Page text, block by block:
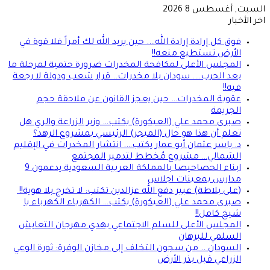
السبت, أغسطس 8 2026
اخر الأخبار
فوق كل إرادة إرادة الله…. حين يريد الله لك أمراً فلا قوة في
الأرض تستطيع منعه!!
المجلس الأعلى لمكافحة المخدرات ضرورة حتمية لمرحلة ما
بعد الحرب…. سودان بلا مخدرات.. قرار شعب ودولة لا رجعة
فيه!!
عقوبة المخدرات… حين يعجز القانون عن ملاحقة حجم
الجريمة
صبرى محمد علي (العيكورة) يكتب… وزير الزراعة والري هل
تعلم أن هذا هو حال (الميجر) الرئيسي بمشروع الرهد؟
د. ياسر عثمان أبو عمار يكتب…. انتشار المخدرات في الإقليم
الشمالي… مشروع مُخطط لتدمير المجتمع
ابناء الحصاحيصا بالمملكة العربية السعودية يدعمون 9
مدارس بمعينات اجلاس
(على بلاطة) عبير دفع الله عزالدين تكتب: لا تخرج بلا هوية!!
صبرى محمد علي (العيكورة) يكتب… الكهرباء الكهرباء يا
شيخ كامل!!
المجلس الأعلى للسلم الاجتماعي يهدي مهرجان التعايش
السلمي للبرهان
السودان .. من سجون التخلف إلى مخازن الوفرة: ثورة الوعي
الزراعي قبل بذر الأرض